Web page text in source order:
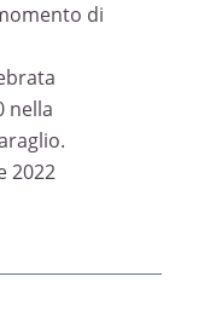
di
nella
2022